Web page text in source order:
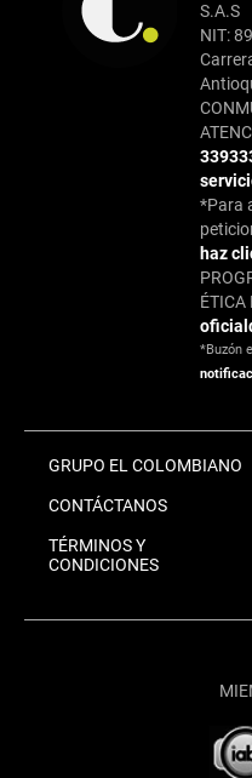
S.A.S
NIT:
*Para
haz
ÉTICA
*Buzón
GRUPO EL COLOMBIANO
CONTÁCTANOS
TÉRMINOS Y
CONDICIONES